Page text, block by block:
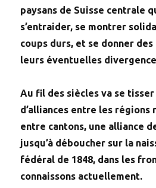
paysans de Suisse centrale
s’entraider, se montrer
coups durs, et se donner
leurs éventuelles
Au fil des siècles va se tisser
d’alliances entre les
entre cantons, une alliance
jusqu’à déboucher sur la
fédéral de 1848, dans les
connaissons actuellement.